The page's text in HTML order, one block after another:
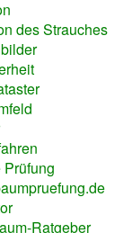
des Strauches
Ratgeber